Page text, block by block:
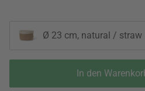
Ø 23 cm, natural / straw
In den